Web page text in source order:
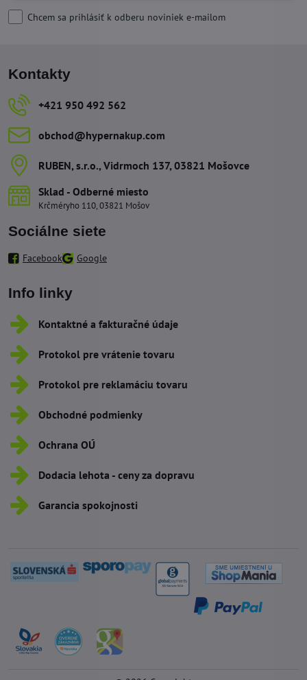
Chcem sa prihlásiť k odberu noviniek e-mailom
Kontakty
+421 950 492 562
obchod​@hypernakup​.com
RUBEN, s​.r​.o​., Vidrmoch 137, 03821 Mošovce
Sklad - Odberné miesto
Krčméryho 110, 03821 Mošov
Sociálne siete
Facebook Google
Info linky
Kontaktné a fakturačné údaje
Protokol pre vrátenie tovaru
Protokol pre reklamáciu tovaru
Obchodné podmienky
Ochrana OÚ
Dodacia lehota - ceny za dopravu
Garancia spokojnosti